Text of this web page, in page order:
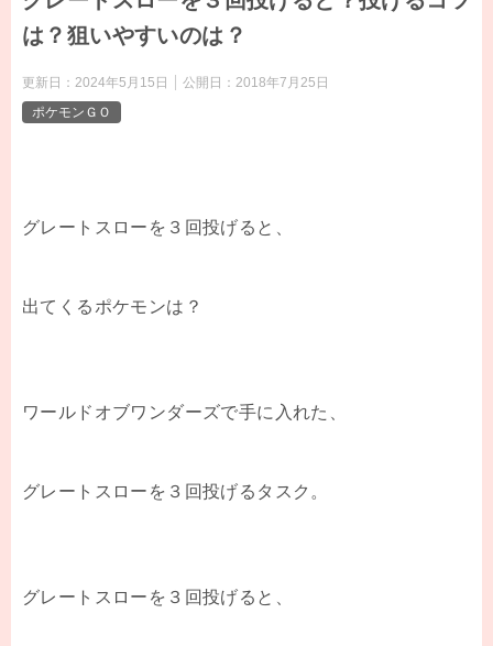
は？狙いやすいのは？
更新日： 2024年5月15日 公開日： 2018年7月25日
ポケモンＧＯ
グレートスローを３回投げると、
出てくるポケモンは？
ワールドオブワンダーズで手に入れた、
グレートスローを３回投げるタスク。
グレートスローを３回投げると、